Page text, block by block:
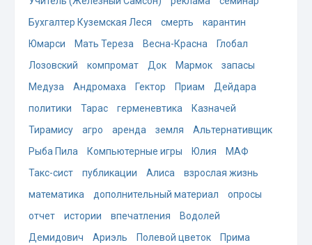
Бухгалтер Куземская Леся
смерть
карантин
Юмарси
Мать Тереза Весна-Красна
Глобал
Лозовский
компромат Док Мармок
запасы
Медуза
Андромаха Гектор Приам
Дейдара
политики
Тарас герменевтика
Казначей
Тирамису
агро аренда земля
Альтернативщик
Рыба Пила
Компьютерные игры Юлия
МАФ
Такс-сист
публикации Алиса
взрослая жизнь
математика
дополнительный материал
опросы
отчет
истории впечатления
Водолей
Демидович
Ариэль Полевой цветок
Прима